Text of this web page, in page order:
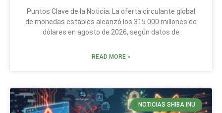
Puntos Clave de la Noticia: La oferta circulante global
de monedas estables alcanzó los 315.000 millones de
dólares en agosto de 2026, según datos de
READ MORE »
NOTICIAS SHIBA INU